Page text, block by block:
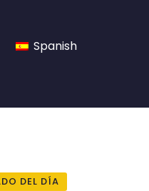
Spanish
DEL DÍA